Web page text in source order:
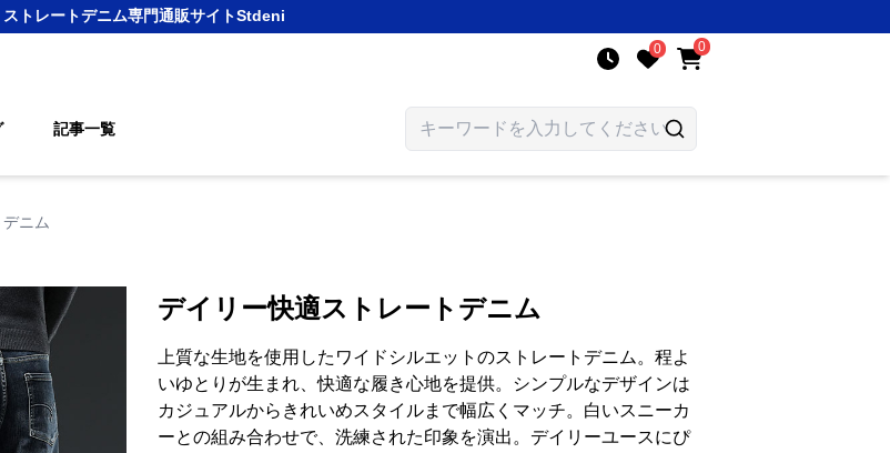
ストレートデニム専門通販サイトStdeni
0 0
記事一覧
ニム
デイリー快適ストレートデニム
上質な生地を使用したワイドシルエットのストレートデニム。程よ
いゆとりが生まれ、快適な履き心地を提供。シンプルなデザインは
カジュアルからきれいめスタイルまで幅広くマッチ。白いスニーカ
ーとの組み合わせで、洗練された印象を演出。デイリーユースにぴ